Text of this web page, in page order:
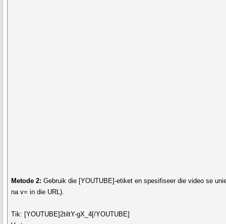
Metode 2: Gebruik die [YOUTUBE]-etiket en spesifiseer die video se
na v= in die URL).
Tik: [YOUTUBE]2tiltY-gX_4[/YOUTUBE]